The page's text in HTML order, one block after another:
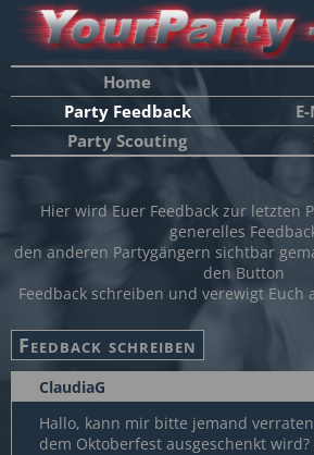
Home
Party Feedback
Party Scouting
Hier wird Euer Feedback zur letzten
generelles
den anderen Partygängern sichtbar
den Button
Feedback schreiben und verewigt Euch
ClaudiaG
Hallo, kann mir bitte jemand
dem Oktoberfest ausgeschenkt wird?